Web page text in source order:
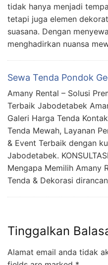
tidak hanya menjadi
tetapi juga elemen
suasana. Dengan
menghadirkan nuansa
Sewa Tenda Pondok
Amany Rental – Solusi
Terbaik Jabodetabek
Galeri Harga Tenda
Tenda Mewah, Layanan
& Event Terbaik dengan
Jabodetabek.
Mengapa Memilih Amany
Tenda & Dekorasi
Tinggalkan
Alamat email anda tidak